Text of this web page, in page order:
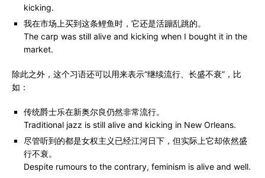
kicking.
我在市场上买到这条鲤鱼时，它还是活蹦乱跳的。
The carp was still alive and kicking when I bought it in the
market.
除此之外，这个习语还可以用来表示“继续流行、长盛不衰”，比
如：
传统爵士乐在新奥尔良仍然非常流行。
Traditional jazz is still alive and kicking in New Orleans.
尽管听到的都是女权主义已经江河日下，但实际上它却依然盛
行不衰。
Despite rumours to the contrary, feminism is alive and well.